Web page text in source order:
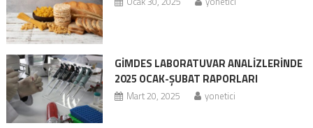
GİMDES LABORATUVAR ANALİZLERİNDE
2025 OCAK-ŞUBAT RAPORLARI
Mart 20, 2025 yonetici